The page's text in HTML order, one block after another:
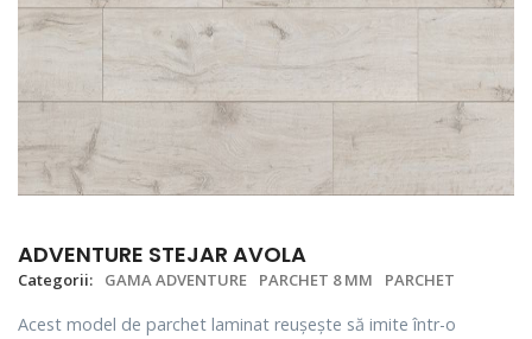
ADVENTURE STEJAR AVOLA
Categorii: GAMA ADVENTURE PARCHET 8 MM PARCHET
Acest model de parchet laminat reușește să imite într-o